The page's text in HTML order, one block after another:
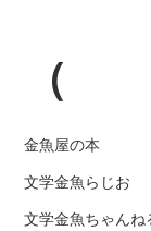
金魚屋の本
文学金魚らじお
文学金魚ちゃんね